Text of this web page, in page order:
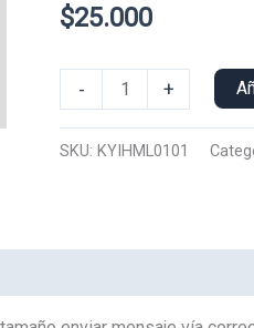
$25.000
-
Manga
Larga
cantidad
+
SKU: KYIHML0101